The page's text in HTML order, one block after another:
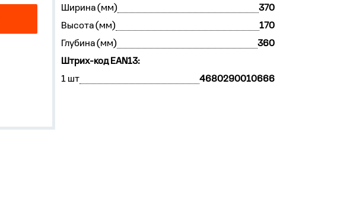
Ширина (мм)
370
Высота (мм)
170
Глубина (мм)
360
Штрих-код EAN13:
1 шт
4680290010666